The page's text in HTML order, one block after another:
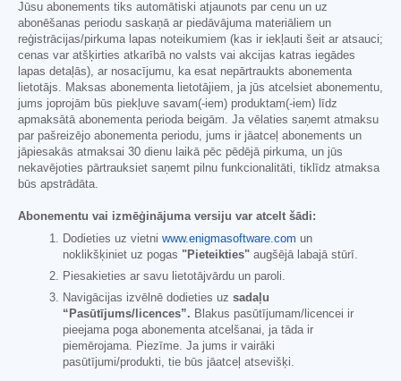
Jūsu abonements tiks automātiski atjaunots par cenu un uz
abonēšanas periodu saskaņā ar piedāvājuma materiāliem un
reģistrācijas/pirkuma lapas noteikumiem (kas ir iekļauti šeit ar atsauci;
cenas var atšķirties atkarībā no valsts vai akcijas katras iegādes
lapas detaļās), ar nosacījumu, ka esat nepārtraukts abonementa
lietotājs. Maksas abonementa lietotājiem, ja jūs atcelsiet abonementu,
jums joprojām būs piekļuve savam(-iem) produktam(-iem) līdz
apmaksātā abonementa perioda beigām. Ja vēlaties saņemt atmaksu
par pašreizējo abonementa periodu, jums ir jāatceļ abonements un
jāpiesakās atmaksai 30 dienu laikā pēc pēdējā pirkuma, un jūs
nekavējoties pārtrauksiet saņemt pilnu funkcionalitāti, tiklīdz atmaksa
būs apstrādāta.
Abonementu vai izmēģinājuma versiju var atcelt šādi:
Dodieties uz vietni www.enigmasoftware.com un
noklikšķiniet uz pogas "Pieteikties" augšējā labajā stūrī.
Piesakieties ar savu lietotājvārdu un paroli.
Navigācijas izvēlnē dodieties uz sadaļu
“Pasūtījums/licences”. Blakus pasūtījumam/licencei ir
pieejama poga abonementa atcelšanai, ja tāda ir
piemērojama. Piezīme. Ja jums ir vairāki
pasūtījumi/produkti, tie būs jāatceļ atsevišķi.